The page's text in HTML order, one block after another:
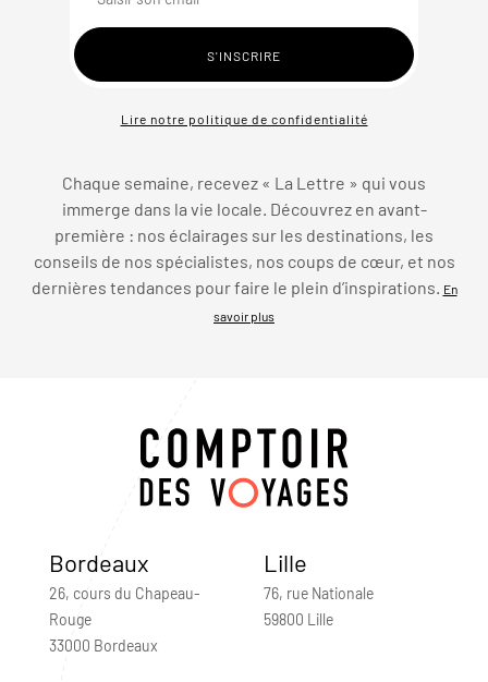
Lire notre politique de confidentialité
Chaque semaine, recevez « La Lettre » qui vous
immerge dans la vie locale. Découvrez en avant-
première : nos éclairages sur les destinations, les
conseils de nos spécialistes, nos coups de cœur, et nos
dernières tendances pour faire le plein d’inspirations. En
savoir plus
Bordeaux
26, cours du Chapeau-
Rouge
33000 Bordeaux
Lille
76, rue Nationale
59800 Lille